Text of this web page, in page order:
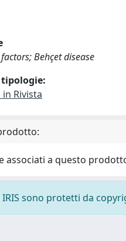
Behçet disease
Rivista
associati a questo
sono protetti da